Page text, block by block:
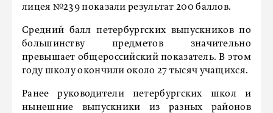
лицея №239 показали результат 200 баллов.
Средний балл петербургских выпускников по
большинству предметов значительно
превышает общероссийский показатель. В этом
году школу окончили около 27 тысяч учащихся.
Ранее руководители петербургских школ и
нынешние выпускники из разных районов